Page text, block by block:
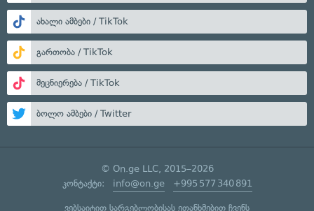
ახალი ამბები / TikTok
გართობა / TikTok
მეცნიერება / TikTok
ბოლო ამბები / Twitter
© On.ge LLC, 2015–2026
კონტაქტი: info@on.ge +995 577 340 891
ვებსაიტით სარგებლობისას ეთანხმებით ჩვენს